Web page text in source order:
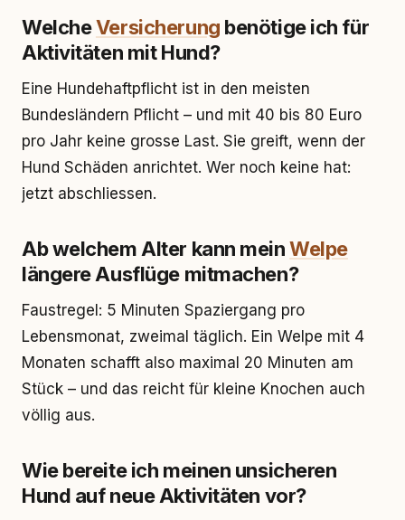
WelcheVersicherung benötige ich für
Aktivitäten mit Hund?
Eine Hundehaftpflicht ist in den meisten
Bundesländern Pflicht – und mit 40 bis 80 Euro
pro Jahr keine grosse Last. Sie greift, wenn der
Hund Schäden anrichtet. Wer noch keine hat:
jetzt abschliessen.
Ab welchem Alter kann meinWelpe
längere Ausflüge mitmachen?
Faustregel: 5 Minuten Spaziergang pro
Lebensmonat, zweimal täglich. Ein Welpe mit 4
Monaten schafft also maximal 20 Minuten am
Stück – und das reicht für kleine Knochen auch
völlig aus.
Wie bereite ich meinen unsicheren
Hund auf neue Aktivitäten vor?